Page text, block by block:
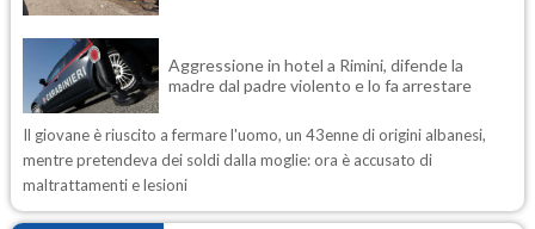
Aggressione in hotel a Rimini, difende la
madre dal padre violento e lo fa arrestare
Il giovane è riuscito a fermare l'uomo, un 43enne di origini albanesi,
mentre pretendeva dei soldi dalla moglie: ora è accusato di
maltrattamenti e lesioni